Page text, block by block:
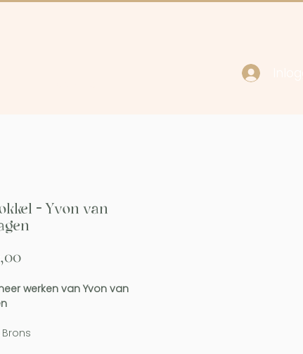
- Yvon van
Prijs
werken van Yvon van
Brons